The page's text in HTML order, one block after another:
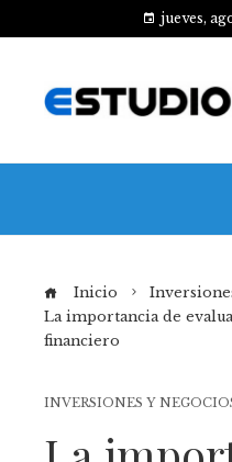
jueves,
Inicio
La importancia de
financiero
INVERSIONES Y